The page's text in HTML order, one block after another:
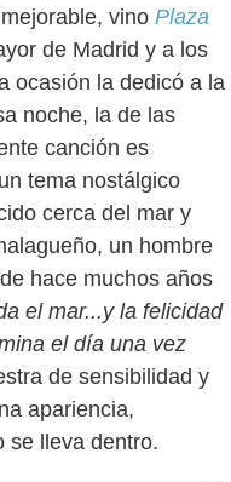
vino Plaza
de Madrid y a los
ocasión la dedicó a la
noche, la de las
canción es
tema nostálgico
cerca del mar y
un hombre
hace muchos años
el mar...y la felicidad
el día una vez
de sensibilidad y
apariencia,
se lleva dentro.